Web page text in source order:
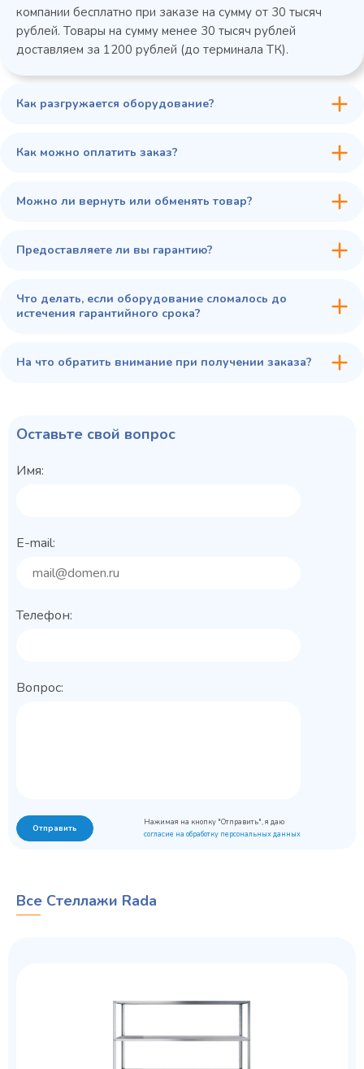
45 900 ₽
компании бесплатно при заказе на сумму от 30 тысяч
рублей. Товары на сумму менее 30 тысяч рублей
доставляем за 1200 рублей (до терминала ТК).
Как разгружается оборудование?
Как можно оплатить заказ?
Можно ли вернуть или обменять товар?
Предоставляете ли вы гарантию?
Что делать, если оборудование сломалось до
истечения гарантийного срока?
На что обратить внимание при получении заказа?
Оставьте свой вопрос
Имя:
E-mail:
Телефон:
Вопрос:
Отправить
Нажимая на кнопку "Отправить", я даю
согласие на обработку персональных данных
Все Стеллажи Rada